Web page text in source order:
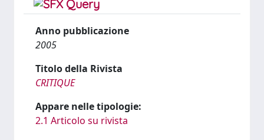
Anno pubblicazione
2005
Titolo della Rivista
CRITIQUE
Appare nelle tipologie:
2.1 Articolo su rivista